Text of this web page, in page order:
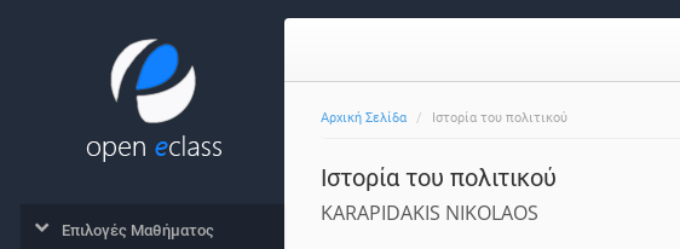
Αρχική Σελίδα Ιστορία του πολιτικού
Ιστορία του πολιτικού
KARAPIDAKIS NIKOLAOS
Επιλογές Μαθήματος